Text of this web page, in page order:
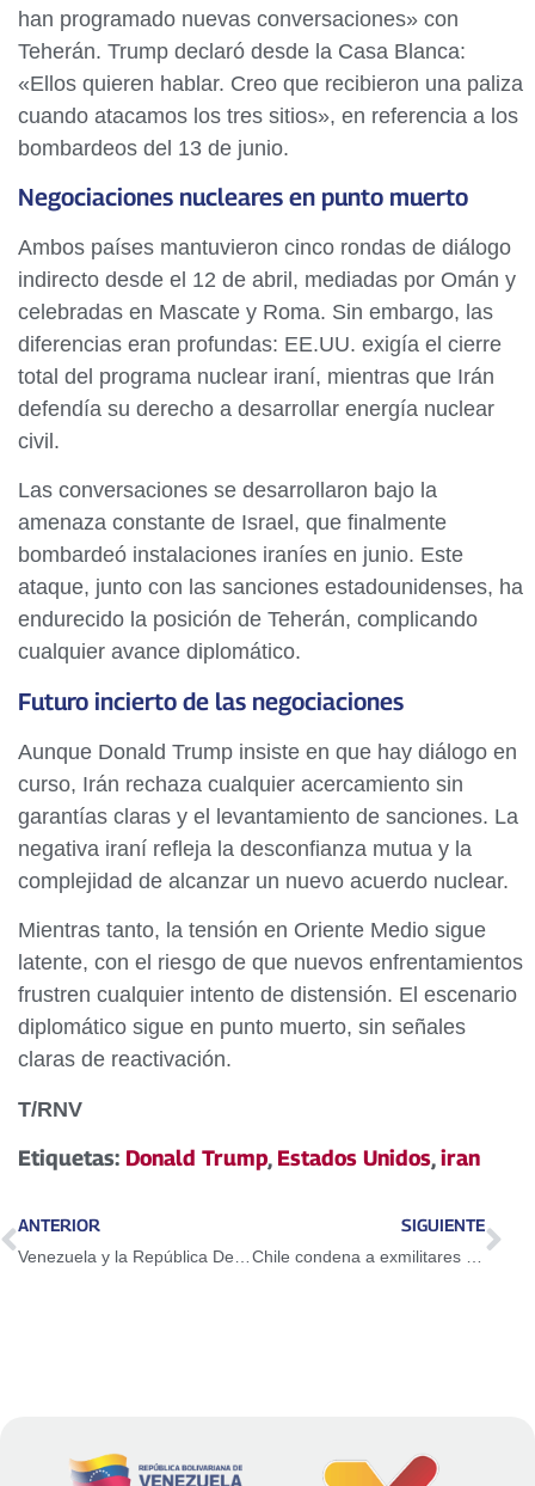
han programado nuevas conversaciones» con
Teherán. Trump declaró desde la Casa Blanca:
«Ellos quieren hablar. Creo que recibieron una paliza
cuando atacamos los tres sitios», en referencia a los
bombardeos del 13 de junio.
Negociaciones nucleares en punto muerto
Ambos países mantuvieron cinco rondas de diálogo
indirecto desde el 12 de abril, mediadas por Omán y
celebradas en Mascate y Roma. Sin embargo, las
diferencias eran profundas: EE.UU. exigía el cierre
total del programa nuclear iraní, mientras que Irán
defendía su derecho a desarrollar energía nuclear
civil.
Las conversaciones se desarrollaron bajo la
amenaza constante de Israel, que finalmente
bombardeó instalaciones iraníes en junio. Este
ataque, junto con las sanciones estadounidenses, ha
endurecido la posición de Teherán, complicando
cualquier avance diplomático.
Futuro incierto de las negociaciones
Aunque Donald Trump insiste en que hay diálogo en
curso, Irán rechaza cualquier acercamiento sin
garantías claras y el levantamiento de sanciones. La
negativa iraní refleja la desconfianza mutua y la
complejidad de alcanzar un nuevo acuerdo nuclear.
Mientras tanto, la tensión en Oriente Medio sigue
latente, con el riesgo de que nuevos enfrentamientos
frustren cualquier intento de distensión. El escenario
diplomático sigue en punto muerto, sin señales
claras de reactivación.
T/RNV
Etiquetas: Donald Trump, Estados Unidos,iran
ANTERIOR SIGUIENTE